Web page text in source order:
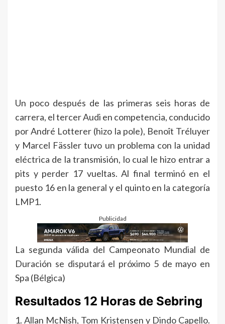
Un poco después de las primeras seis horas de
carrera, el tercer Audi en competencia, conducido
por André Lotterer (hizo la pole), Benoît Tréluyer
y Marcel Fässler tuvo un problema con la unidad
eléctrica de la transmisión, lo cual le hizo entrar a
pits y perder 17 vueltas. Al final terminó en el
puesto 16 en la general y el quinto en la categoría
LMP1.
Publicidad
La segunda válida del Campeonato Mundial de
Duración se disputará el próximo 5 de mayo en
Spa (Bélgica)
Resultados 12 Horas de Sebring
1. Allan McNish, Tom Kristensen y Dindo Capello.